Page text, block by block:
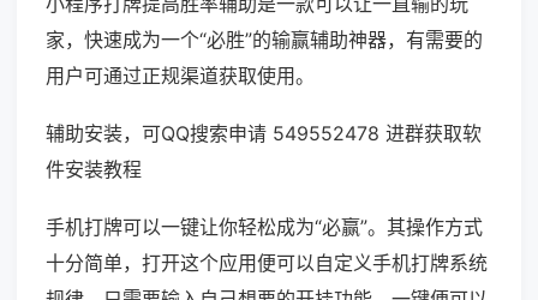
家，快速成为一个“必胜”的输赢辅助神器，有需要的
用户可通过正规渠道获取使用。
辅助安装，可QQ搜索申请 549552478 进群获取软
件安装教程
手机打牌可以一键让你轻松成为“必赢”。其操作方式
十分简单，打开这个应用便可以自定义手机打牌系统